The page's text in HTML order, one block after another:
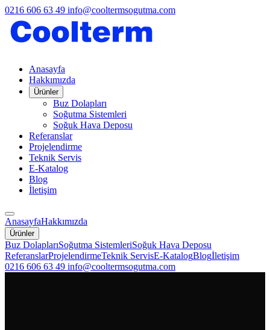
0216 606 63 49 info@cooltermsogutma.com
Anasayfa
Hakkımızda
Ürünler
Buz Dolapları
Soğutma Sistemleri
Soğuk Hava Deposu
Referanslar
Projelendirme
Teknik Servis
E-Katalog
Blog
İletişim
AnasayfaHakkımızda
Ürünler
Buz DolaplarıSoğutma SistemleriSoğuk Hava Deposu
ReferanslarProjelendirmeTeknik ServisE-KatalogBlogİletişim
0216 606 63 49 info@cooltermsogutma.com